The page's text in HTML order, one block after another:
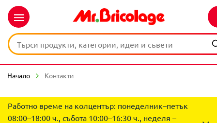
Начало Контакти
Работно време на колцентър: понеделник–петък
08:00–18:00 ч., събота 10:00–16:30 ч., неделя –